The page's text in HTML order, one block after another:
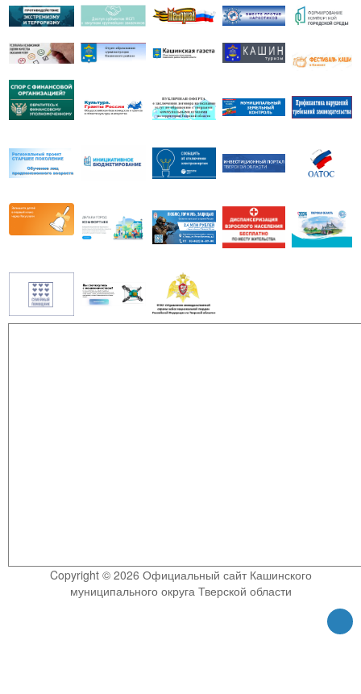
Copyright © 2026 Официальный сайт Кашинского
муниципального округа Тверской области